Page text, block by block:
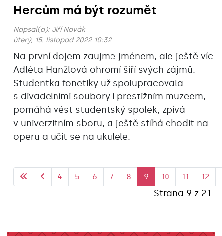
Hercům má být rozumět
Napsal(a): Jiří Novák
úterý, 15. listopad 2022 10:32
Na první dojem zaujme jménem, ale ještě víc
Adléta Hanžlová ohromí šíří svých zájmů.
Studentka fonetiky už spolupracovala
s divadelními soubory i prestižním muzeem,
pomáhá vést studentský spolek, zpívá
v univerzitním sboru, a ještě stíhá chodit na
operu a učit se na ukulele.
Strana 9 z 21
4 5 6 7 8 9 10 11 12